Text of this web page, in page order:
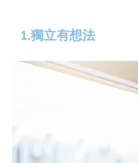
1.獨立有想法